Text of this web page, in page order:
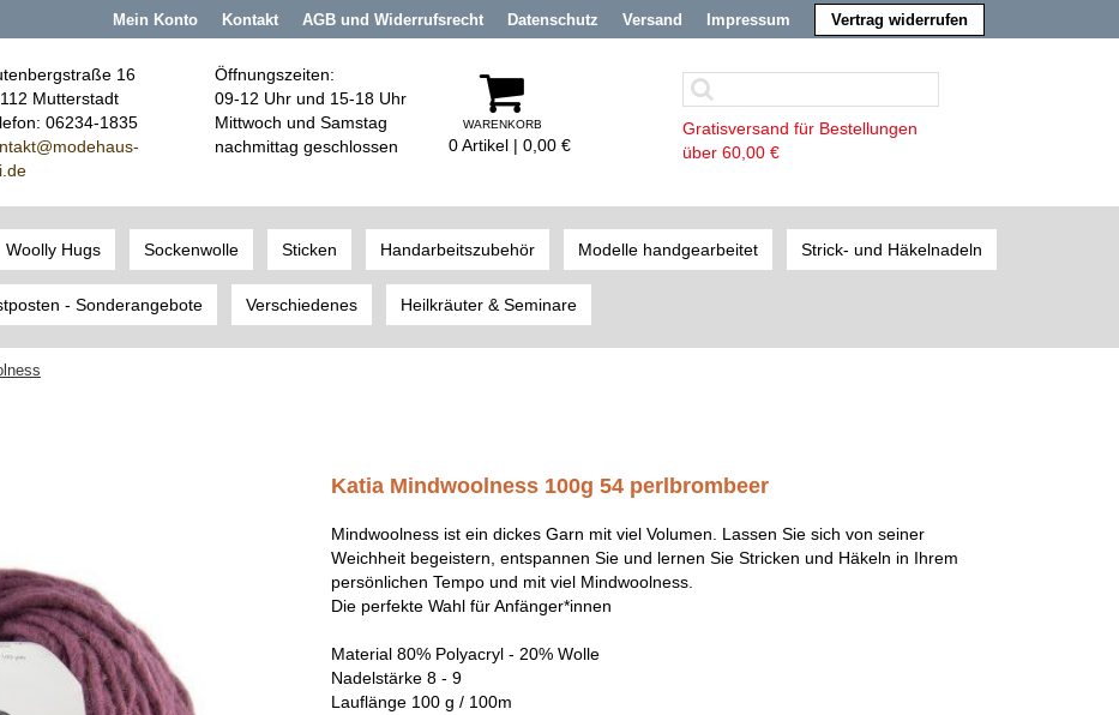
Mein Konto Kontakt AGB und Widerrufsrecht Datenschutz Versand Impressum Vertrag widerrufen
16
Mutterstadt
06234-1835
akt@modehaus-
Öffnungszeiten:
09-12 Uhr und 15-18 Uhr
Mittwoch und Samstag
nachmittag geschlossen
WARENKORB
0 Artikel | 0,00 €
Gratisversand für Bestellungen
über 60,00 €
Woolly Hugs Sockenwolle Sticken Handarbeitszubehör Modelle handgearbeitet Strick- und Häkelnadeln
- Sonderangebote Verschiedenes Heilkräuter & Seminare
Katia Mindwoolness 100g 54 perlbrombeer
Mindwoolness ist ein dickes Garn mit viel Volumen. Lassen Sie sich von seiner
Weichheit begeistern, entspannen Sie und lernen Sie Stricken und Häkeln in Ihrem
persönlichen Tempo und mit viel Mindwoolness.
Die perfekte Wahl für Anfänger*innen
Material 80% Polyacryl - 20% Wolle
Nadelstärke 8 - 9
Lauflänge 100 g / 100m